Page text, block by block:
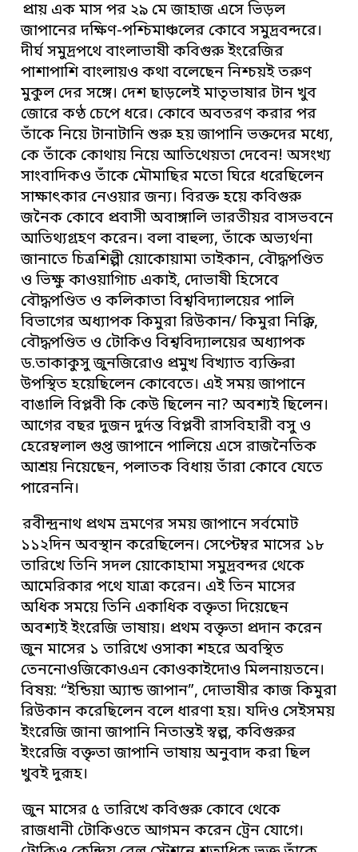
প্রায় এক মাস পর ২৯ মে জাহাজ এসে ভিড়ল
জাপানের দক্ষিণ-পশ্চিমাঞ্চলের কোবে সমুদ্রবন্দরে।
দীর্ঘ সমুদ্রপথে বাংলাভাষী কবিগুরু ইংরেজির
পাশাপাশি বাংলায়ও কথা বলেছেন নিশ্চয়ই তরুণ
মুকুল দের সঙ্গে। দেশ ছাড়লেই মাতৃভাষার টান খুব
জোরে কণ্ঠ চেপে ধরে। কোবে অবতরণ করার পর
তাঁকে নিয়ে টানাটানি শুরু হয় জাপানি ভক্তদের মধ্যে,
কে তাঁকে কোথায় নিয়ে আতিথেয়তা দেবেন! অসংখ্য
সাংবাদিকও তাঁকে মৌমাছির মতো ঘিরে ধরেছিলেন
সাক্ষাৎকার নেওয়ার জন্য। বিরক্ত হয়ে কবিগুরু
জনৈক কোবে প্রবাসী অবাঙ্গালি ভারতীয়র বাসভবনে
আতিথ্যগ্রহণ করেন। বলা বাহুল্য, তাঁকে অভ্যর্থনা
জানাতে চিত্রশিল্পী য়োকোয়ামা তাইকান, বৌদ্ধপণ্ডিত
ও ভিক্ষু কাওয়াগািচ একাই, দোভাষী হিসেবে
বৌদ্ধপণ্ডিত ও কলিকাতা বিশ্ববিদ্যালয়ের পালি
বিভাগের অধ্যাপক কিমুরা রিউকান/ কিমুরা নিক্কি,
বৌদ্ধপণ্ডিত ও টোকিও বিশ্ববিদ্যালয়ের অধ্যাপক
ড.তাকাকুসু জুনজিরোও প্রমুখ বিখ্যাত ব্যক্তিরা
উপস্থিত হয়েছিলেন কোবেতে। এই সময় জাপানে
বাঙালি বিপ্লবী কি কেউ ছিলেন না? অবশ্যই ছিলেন।
আগের বছর দুজন দুর্দন্ত বিপ্লবী রাসবিহারী বসু ও
হেরেম্বলাল গুপ্ত জাপানে পালিয়ে এসে রাজনৈতিক
আশ্রয় নিয়েছেন, পলাতক বিধায় তাঁরা কোবে যেতে
পারেননি।
রবীন্দ্রনাথ প্রথম ভ্রমণের সময় জাপানে সর্বমোট
১১২দিন অবস্থান করেছিলেন। সেপ্টেম্বর মাসের ১৮
তারিখে তিনি সদল য়োকোহামা সমুদ্রবন্দর থেকে
আমেরিকার পথে যাত্রা করেন। এই তিন মাসের
অধিক সময়ে তিনি একাধিক বক্তৃতা দিয়েছেন
অবশ্যই ইংরেজি ভাষায়। প্রথম বক্তৃতা প্রদান করেন
জুন মাসের ১ তারিখে ওসাকা শহরে অবস্থিত
তেননোওজিকোওএন কোওকাইদোও মিলনায়তনে।
বিষয়: “ইন্ডিয়া অ্যান্ড জাপান”, দোভাষীর কাজ কিমুরা
রিউকান করেছিলেন বলে ধারণা হয়। যদিও সেইসময়
ইংরেজি জানা জাপানি নিতান্তই স্বল্প, কবিগুরুর
ইংরেজি বক্তৃতা জাপানি ভাষায় অনুবাদ করা ছিল
খুবই দুরূহ।
জুন মাসের ৫ তারিখে কবিগুরু কোবে থেকে
রাজধানী টোকিওতে আগমন করেন ট্রেন যোগে।